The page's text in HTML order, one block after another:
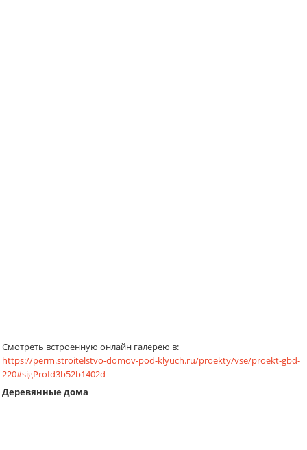
Смотреть встроенную онлайн галерею в:
https://perm.stroitelstvo-domov-pod-klyuch.ru/proekty/vse/proekt-gbd-
220#sigProId3b52b1402d
Деревянные дома